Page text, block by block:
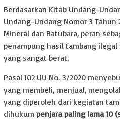
Berdasarkan Kitab Undang-
Undang-Undang Nomor 3
Mineral dan Batubara, peran
penampung hasil tambang ilegal
yang sangat berat.
Pasal 102 UU No. 3/2020
yang membeli, menjual,
yang diperoleh dari kegiatan
dihukum penjara paling lama 10